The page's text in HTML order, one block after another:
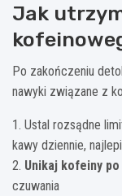
Jak
Po zakończeniu
nawyki związane z
1. Ustal rozsądne
kawy dziennie,
2. Unikaj kofeiny
czuwania